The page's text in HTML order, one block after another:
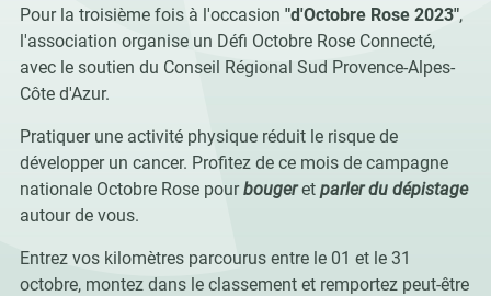
Pour la troisième fois à l'occasion "d'Octobre Rose 2023",
l'association organise un Défi Octobre Rose Connecté,
avec le soutien du Conseil Régional Sud Provence-Alpes-
Côte d'Azur.
Pratiquer une activité physique réduit le risque de
développer un cancer. Profitez de ce mois de campagne
nationale Octobre Rose pourbougeret parler du dépistage
autour de vous.
Entrez vos kilomètres parcourus entre le 01 et le 31
octobre, montez dans le classement et remportez peut-être